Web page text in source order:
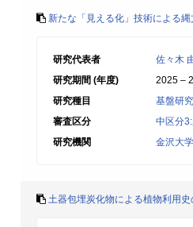
新たな「見える化」技術による
研究代表者
佐々木
研究期間 (年度)
2025 –
研究種目
基盤研
審査区分
中区分
研究機関
金沢大学
土器包埋炭化物による植物利用